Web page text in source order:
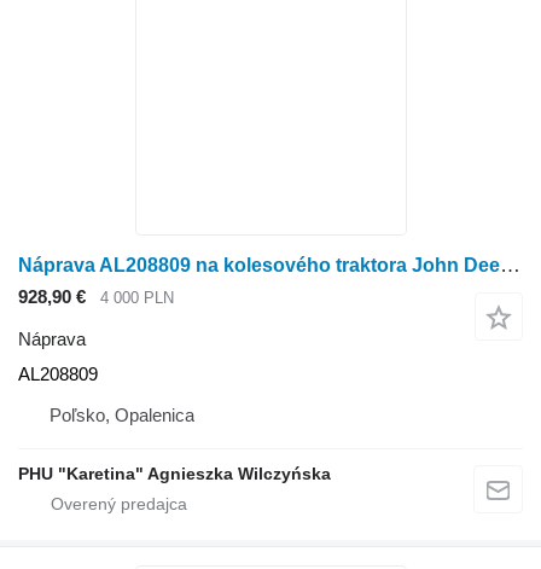
Náprava AL208809 na kolesového traktora John Deere 6xxxM 6xxxR
928,90 € 4 000 PLN
Náprava
AL208809
Poľsko, Opalenica
PHU "Karetina" Agnieszka Wilczyńska